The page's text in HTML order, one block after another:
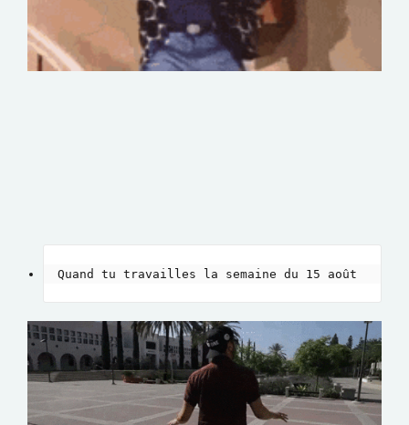
Quand tu travailles la semaine du 15 août